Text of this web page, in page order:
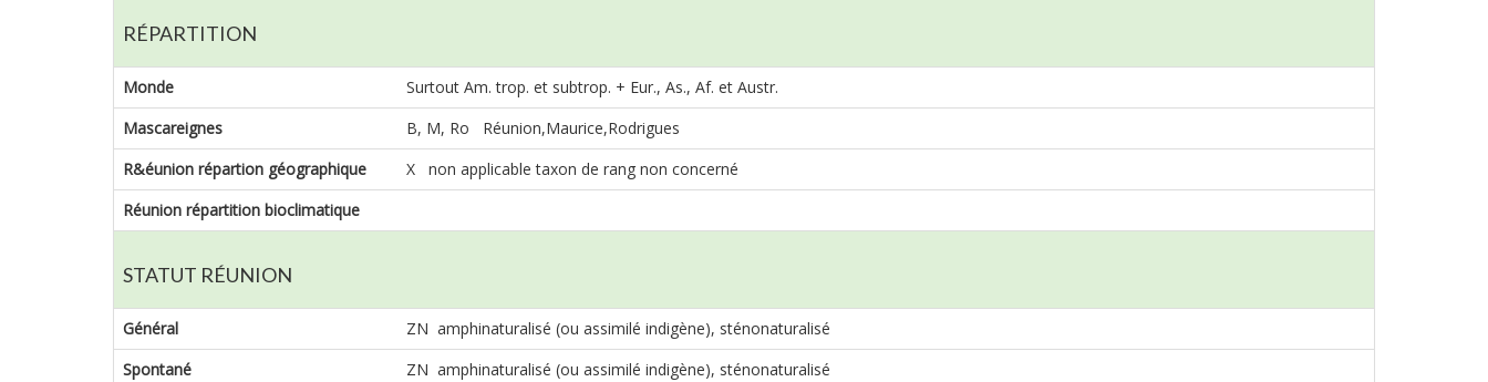
RÉPARTITION
Monde
Surtout Am. trop. et subtrop. + Eur., As., Af. et Austr.
Mascareignes
B, M, Ro Réunion,Maurice,Rodrigues
R&éunion répartion géographique
X non applicable taxon de rang non concerné
Réunion répartition bioclimatique
STATUT RÉUNION
Général
ZN amphinaturalisé (ou assimilé indigène), sténonaturalisé
Spontané
ZN amphinaturalisé (ou assimilé indigène), sténonaturalisé